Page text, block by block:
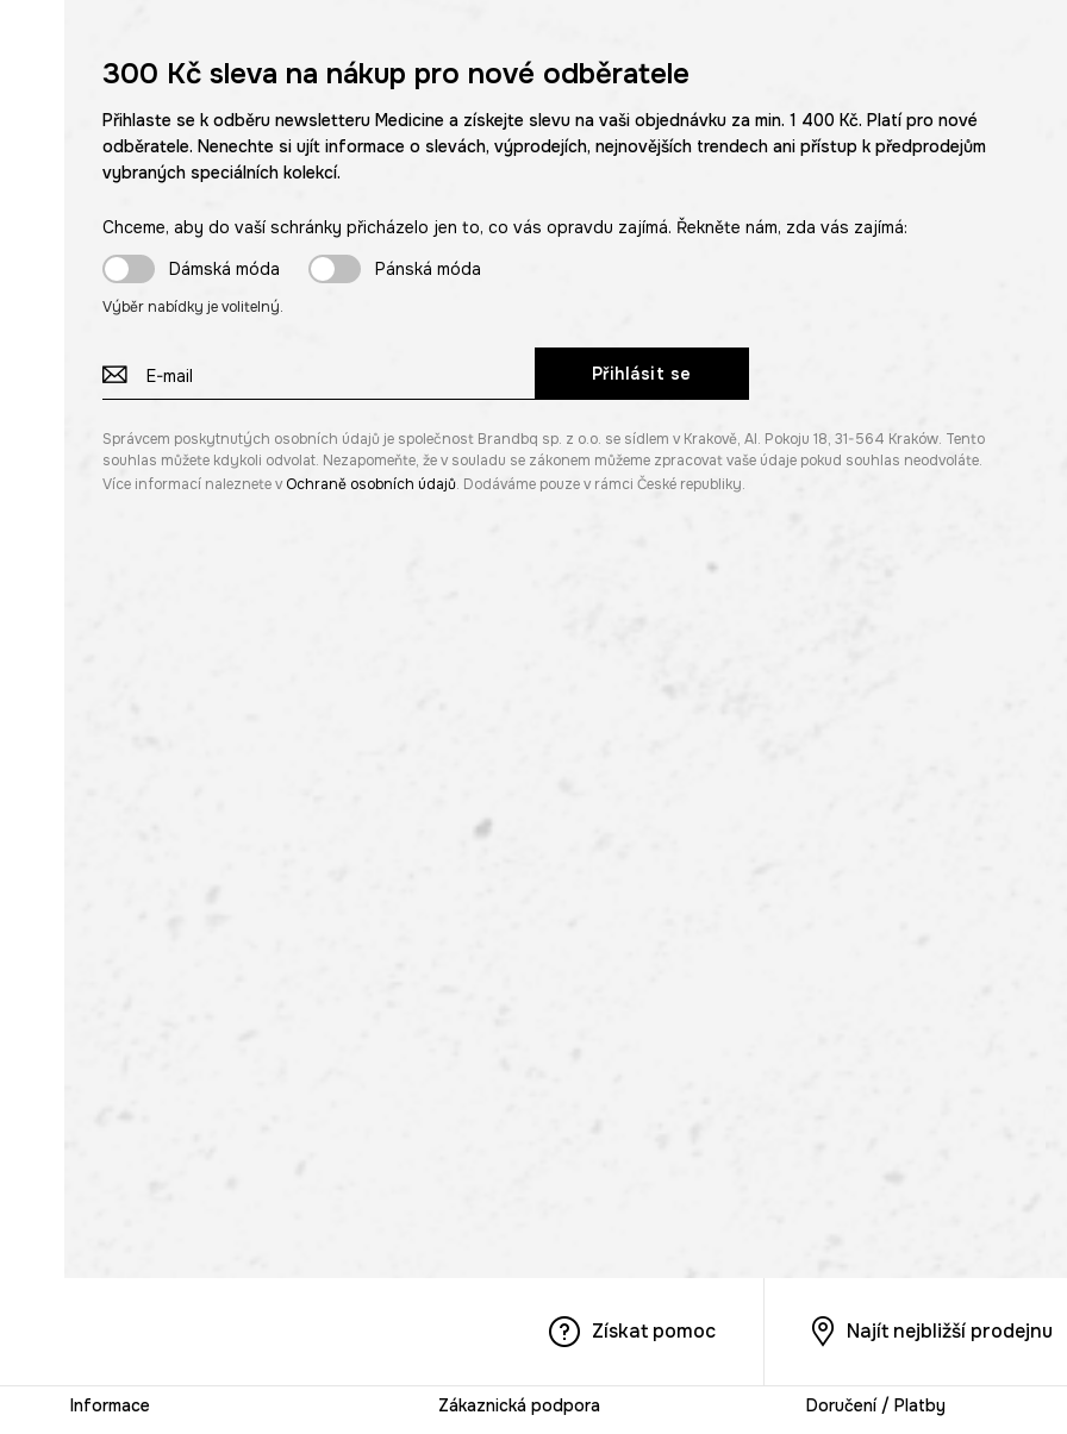
300 Kčsleva na nákup pro nové odběratele
Přihlaste se k odběru newsletteru Medicine a získejte slevu na vaši objednávku za min. 1 400 Kč. Platí pro nové
odběratele. Nenechte si ujít informace o slevách, výprodejích, nejnovějších trendech ani přístup k předprodejům
vybraných speciálních kolekcí.
Chceme, aby do vaší schránky přicházelo jen to, co vás opravdu zajímá. Řekněte nám, zda vás zajímá:
Dámská móda
Pánská móda
Výběr nabídky je volitelný.
Přihlásit se
Správcem poskytnutých osobních údajů je společnost Brandbq sp. z o.o. se sídlem v Krakově, Al. Pokoju 18, 31-564 Kraków. Tento
souhlas můžete kdykoli odvolat. Nezapomeňte, že v souladu se zákonem můžeme zpracovat vaše údaje pokud souhlas neodvoláte.
Více informací naleznete v Ochraně osobních údajů. Dodáváme pouze v rámci České republiky.
Získat pomoc Najít nejbližší prodejnu
Informace Zákaznická podpora Doručení / Platby